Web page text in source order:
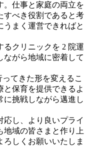
。仕事と家庭の両立を
すべき役割であると考
うまく運営できればと
るクリニックを 2 院運
ながら地域に密着して
てきた形を変えるこ
と保育を提供できるよ
に挑戦しながら邁進し
し、より良いプライ
地域の皆さまと作り上
しくお願いいたしま